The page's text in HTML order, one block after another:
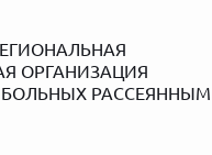
ОРГАНИЗАЦИЯ
РАССЕЯННЫМ